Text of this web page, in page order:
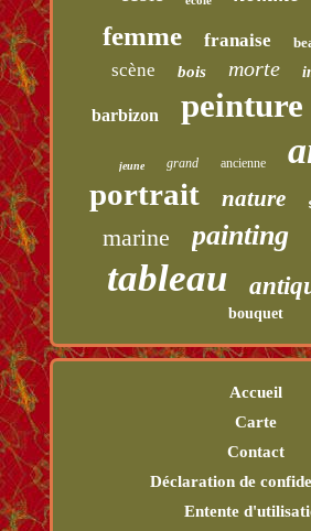
femme franaise
scène bois morte
barbizon peinture
jeune grand ancienne
portrait nature
marine painting
tableau
bouquet
Accueil
Carte
Contact
Déclaration de
Entente